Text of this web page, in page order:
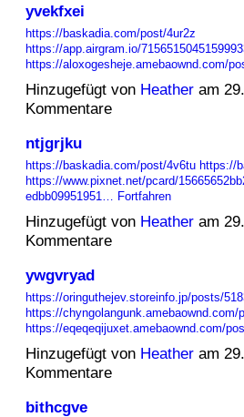
yvekfxei
https://baskadia.com/post/4ur2z
https://app.airgram.io/
https://aloxogesheje.amebaownd.com/
Hinzugefügt von Heatheram
Kommentare
ntjgrjku
https://baskadia.com/post/4v6tu https://
https://www.pixnet.net/pcard/
edbb09951951…
Fortfahren
Hinzugefügt von Heatheram
Kommentare
ywgvryad
https://oringuthejev.storeinfo.jp/posts/
https://chyngolangunk.amebaownd.com/
https://eqeqeqijuxet.amebaownd.com/
Hinzugefügt von Heatheram
Kommentare
bithcgve